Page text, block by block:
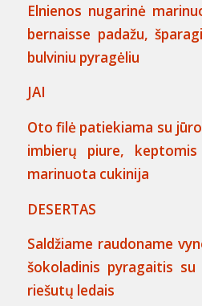
Elnienos nugarinė
bernaisse padažu,
bulviniu pyragėliu
JAI
Oto filė patiekiama su
imbierų piure,
marinuota cukinija
DESERTAS
Saldžiame raudoname
šokoladinis pyragaitis
riešutų ledais